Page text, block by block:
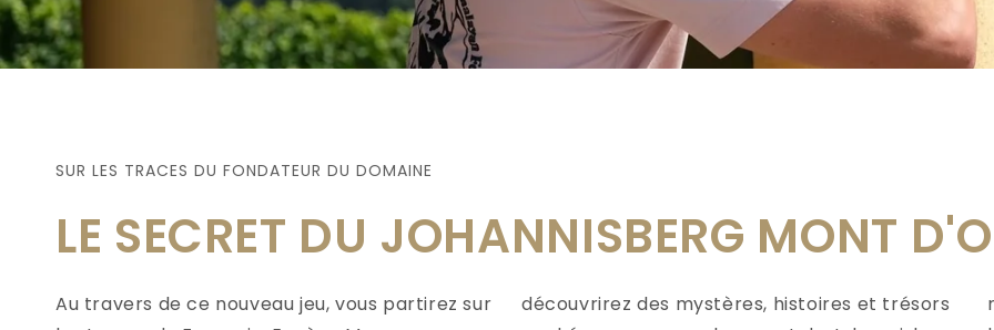
SUR LES TRACES DU FONDATEUR DU DOMAINE
LE SECRET DU JOHANNISBERG MONT
Au travers de ce nouveau jeu, vous partirez sur
découvrirez des mystères, histoires et trésors
remportée par le Domaine à Berne lors de